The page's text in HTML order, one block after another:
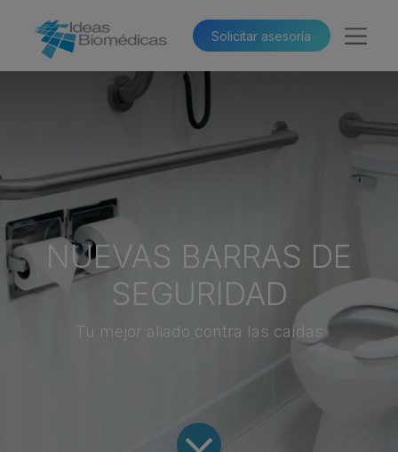
Solicitar asesoría​​
NUEVAS BARRAS DE
SEGURIDAD
Tu mejor aliado contra las caídas